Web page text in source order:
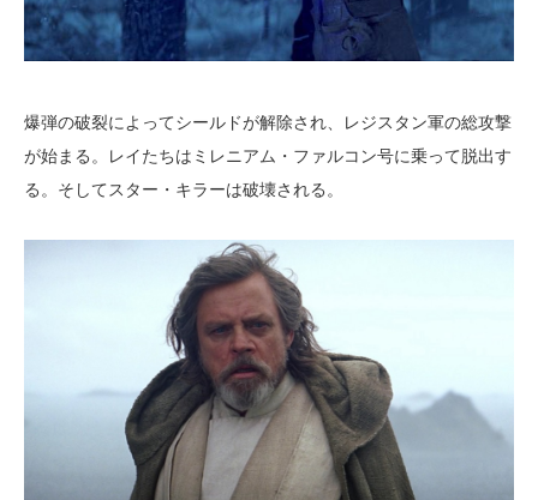
爆弾の破裂によってシールドが解除され、レジスタン軍の総攻撃
が始まる。レイたちはミレニアム・ファルコン号に乗って脱出す
る。そしてスター・キラーは破壊される。